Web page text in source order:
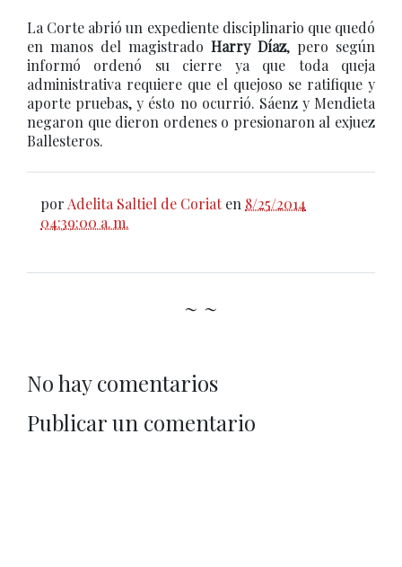
La Corte abrió un expediente disciplinario que quedó
en manos del magistrado Harry Díaz, pero según
informó ordenó su cierre ya que toda queja
administrativa requiere que el quejoso se ratifique y
aporte pruebas, y ésto no ocurrió. Sáenz y Mendieta
negaron que dieron ordenes o presionaron al exjuez
Ballesteros.
por Adelita Saltiel de Coriat en 8/25/2014
04:39:00 a. m.
~ ~
No hay comentarios
Publicar un comentario